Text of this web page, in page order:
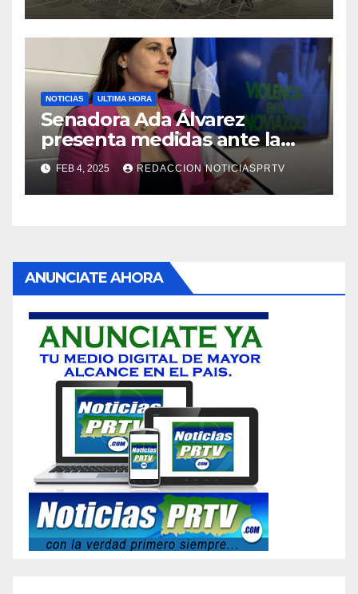
NOTICIAS ULTIMA HORA
Senadora Ada Álvarez
presenta medidas ante la
violencia en el noviazgo
FEB 4, 2025 REDACCION NOTICIASPRTV
ANUNCIATE AHORA